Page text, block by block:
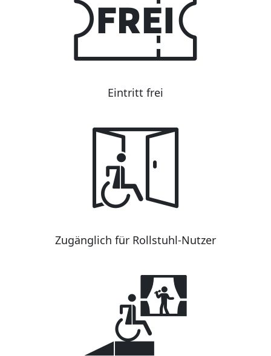
Eintritt frei
Zugänglich für Rollstuhl-Nutzer